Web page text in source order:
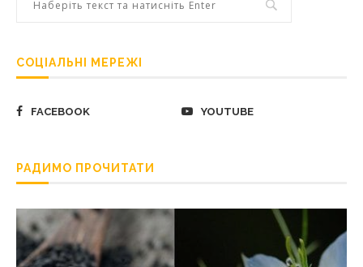
СОЦІАЛЬНІ МЕРЕЖІ
FACEBOOK YOUTUBE
РАДИМО ПРОЧИТАТИ